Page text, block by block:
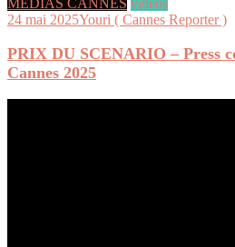
24 mai 2025Youri ( Cannes Reporter )
PRIX DU SCENARIO – Press
Cannes 2025